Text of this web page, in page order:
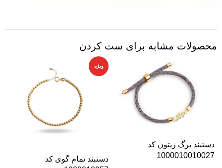
محصولات مشابه برای ست کردن
دستبند برگ زیتون کد
1000010010027
ویژه
دستبند تمام گوی کد